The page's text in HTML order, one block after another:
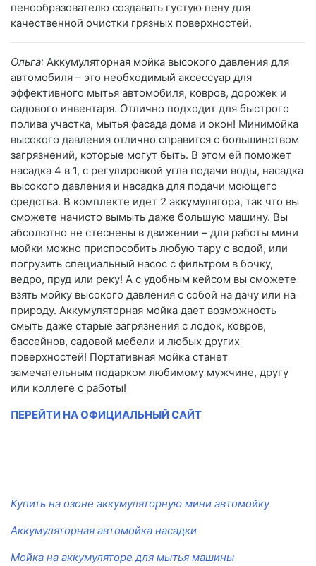
пенообразователю создавать густую пену для
качественной очистки грязных поверхностей.
Ольга: Аккумуляторная мойка высокого давления для
автомобиля – это необходимый аксессуар для
эффективного мытья автомобиля, ковров, дорожек и
садового инвентаря. Отлично подходит для быстрого
полива участка, мытья фасада дома и окон! Минимойка
высокого давления отлично справится с большинством
загрязнений, которые могут быть. В этом ей поможет
насадка 4 в 1, с регулировкой угла подачи воды, насадка
высокого давления и насадка для подачи моющего
средства. В комплекте идет 2 аккумулятора, так что вы
сможете начисто вымыть даже большую машину. Вы
абсолютно не стеснены в движении – для работы мини
мойки можно приспособить любую тару с водой, или
погрузить специальный насос с фильтром в бочку,
ведро, пруд или реку! А с удобным кейсом вы сможете
взять мойку высокого давления с собой на дачу или на
природу. Аккумуляторная мойка дает возможность
смыть даже старые загрязнения с лодок, ковров,
бассейнов, садовой мебели и любых других
поверхностей! Портативная мойка станет
замечательным подарком любимому мужчине, другу
или коллеге с работы!
ПЕРЕЙТИ НА ОФИЦИАЛЬНЫЙ САЙТ
Купить на озоне аккумуляторную мини автомойку
Аккумуляторная автомойка насадки
Мойка на аккумуляторе для мытья машины